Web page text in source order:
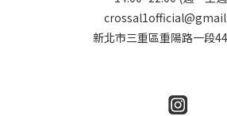
新北市三重區重陽路一段